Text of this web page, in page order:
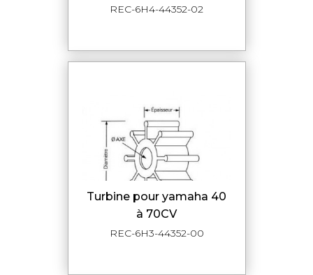
REC-6H4-44352-02
turbine pour yamaha 40
à 70CV
REC-6H3-44352-00